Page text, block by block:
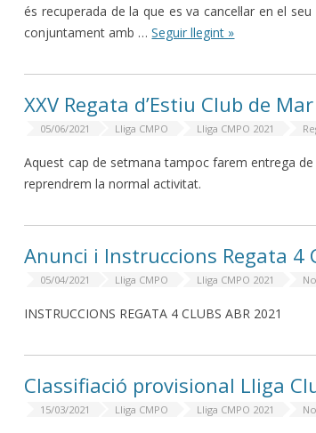
és recuperada de la que es va cancel·lar en el
conjuntament amb …Seguir llegint »
XXV Regata d’Estiu Club de
05/06/2021 Lliga CMPO Lliga CMPO 2021
Aquest cap de setmana tampoc farem entrega
reprendrem la normal activitat.
Anunci i Instruccions Regata 4
05/04/2021 Lliga CMPO Lliga CMPO 2021
INSTRUCCIONS REGATA 4 CLUBS ABR 2021
Classifiació provisional Lliga
15/03/2021 Lliga CMPO Lliga CMPO 2021